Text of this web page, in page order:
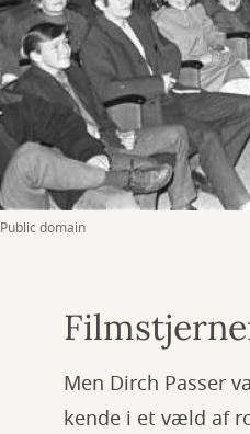
Public domain
Men Dirch Passer
kende i et væld af